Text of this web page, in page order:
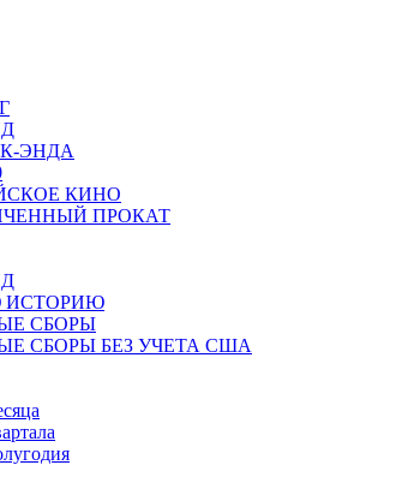
ЭНДА
КИНО
ПРОКАТ
ИСТОРИЮ
СБОРЫ
СБОРЫ БЕЗ УЧЕТА США